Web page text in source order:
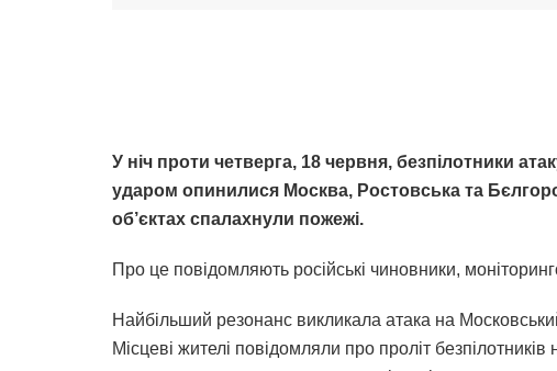
У ніч проти четверга, 18 червня, безпілотники
ударом опинилися Москва, Ростовська та
об’єктах спалахнули пожежі.
Про це повідомляють російські чиновники,
Найбільший резонанс викликала атака на
Місцеві жителі повідомляли про проліт